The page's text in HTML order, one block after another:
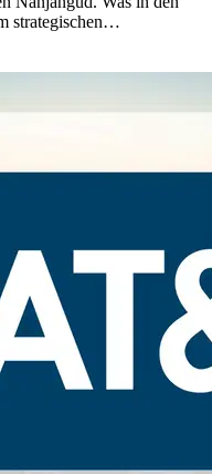
strategischen…